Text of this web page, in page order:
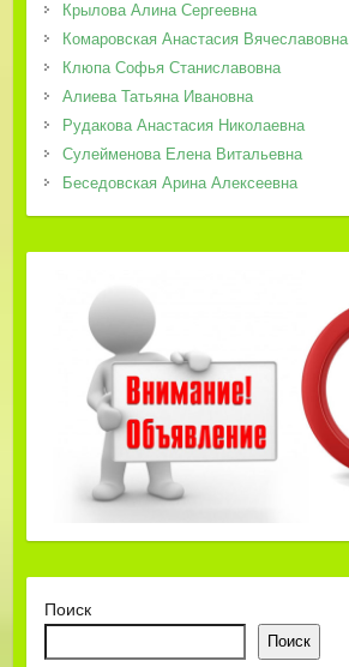
Крылова Алина Сергеевна
Комаровская Анастасия Вячеславовна
Клюпа Софья Станиславовна
Алиева Татьяна Ивановна
Рудакова Анастасия Николаевна
Сулейменова Елена Витальевна
Беседовская Арина Алексеевна
Поиск
Поиск